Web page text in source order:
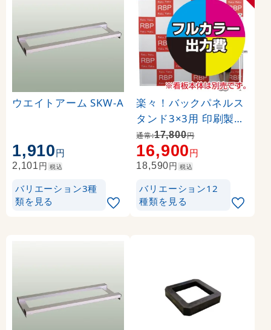
ウエイトアーム SKW-A
1,910円
2,101円 税込
バリエーション3種
類を見る
楽々！バックパネルス
タンド3×3用 印刷製作
代 (※本体別売) トロマ
ット(2枚つなぎ) 正面
のみ 本体同時購入用 (
通常:17,800円
16,900円
18,590円 税込
バリエーション12
種類を見る